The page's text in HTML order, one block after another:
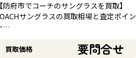
【防府市でコーチのサングラスを買取】
サングラスの買取相場と査定ポイン
…
買取価格 要問合せ